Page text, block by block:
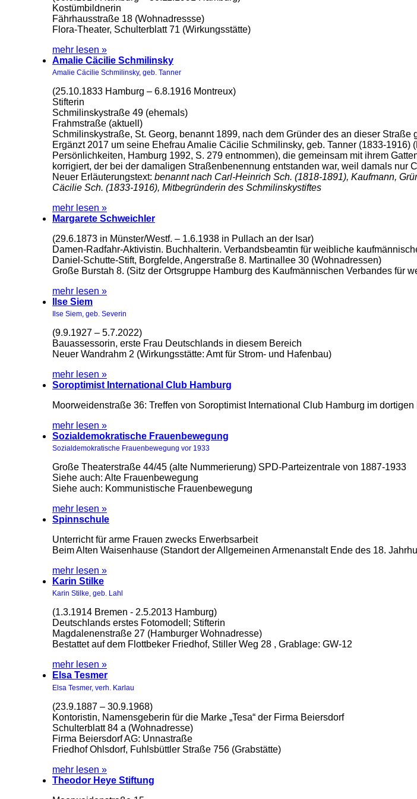
Kostümbildnerin
Fährhausstraße 18 (Wohnadressse)
Flora-Theater, Schulterblatt 71 (Wirkungsstätte)
mehr lesen »
Amalie Cäcilie Schmilinsky
Amalie Cäcilie Schmilinsky, geb. Tanner
(25.10.1833 Hamburg – 6.8.1916 Montreux)
Stifterin
Schmilinskystraße 49 (ehemals)
Frahmstraße (aktuell)
Schmilinskystraße, St. Georg, benannt 1899, nach dem Gründer des an dieser
Ergänzt 2017 um seine Ehefrau Amalie Cäcilie Schmilinsky, geb. Tanner (1833-
Persönlichkeiten, Hamburg 1992, S. 279 entnommen), die gemeinsam mit ihrem
korrigiert, der bei der damaligen Straßenbenennung entstanden war, weil damals nur
Neuer Erläuterungstext: benannt nach Carl-Heinrich Sch. (1818-1891), Kaufmann,
Cäcilie Sch. (1833-1916), Mitbegründerin des Schmilinskystiftes
mehr lesen »
Margarete Schweichler
(29.6.1873 in Münster/Westf. – 1.6.1938 in Pullach an der Isar)
Damen-Radfahr-Aktivistin. Buchhalterin. Verbandsbeamtin für weibliche
Daniel-Schutte-Stift, Borgfelde, Angerstraße 8. Martinallee 30 (Wohnadressen)
Große Burstah 8. (Sitz der Ortsgruppe Hamburg des Kaufmännischen Verbandes für
mehr lesen »
Ilse Siem
Ilse Siem, geb. Severin
(9.9.1927 – 5.7.2022)
Bauassessorin, erste Frau Deutschlands in diesem Bereich
Neuer Wandrahm 2 (Wirkungsstätte: Amt für Strom- und Hafenbau)
mehr lesen »
Soroptimist International Club Hamburg
Moorweidenstraße 36: Treffen von Soroptimist International Club Hamburg im
mehr lesen »
Sozialdemokratische Frauenbewegung
Sozialdemokratische Frauenbewegung vor 1933
Große Theaterstraße 44/45 (alte Nummerierung) SPD-Parteizentrale von 1887-1933
Siehe auch: Alte Frauenbewegung
Siehe auch: Kommunistische Frauenbewegung
mehr lesen »
Spinnschule
Unterricht für arme Frauen zwecks Erwerbsarbeit
Beim Alten Waisenhause (Standort der Allgemeinen Armenanstalt Ende des 18.
mehr lesen »
Karin Stilke
Karin Stilke, geb. Lahl
(1.3.1914 Bremen - 2.5.2013 Hamburg)
Deutschlands erstes Fotomodell; Stifterin
Magdalenenstraße 27 (Hamburger Wohnadresse)
Bestattet auf dem Flottbeker Friedhof, Stiller Weg 28 , Grablage: GW-12
mehr lesen »
Elsa Tesmer
Elsa Tesmer, verh. Karlau
(23.9.1887 – 30.9.1968)
Kontoristin, Namensgeberin für die Marke „Tesa“ der Firma Beiersdorf
Schulterblatt 84 a (Wohnadresse)
Firma Beiersdorf AG: Unnastraße
Friedhof Ohlsdorf, Fuhlsbüttler Straße 756 (Grabstätte)
mehr lesen »
Theodor Heye Stiftung